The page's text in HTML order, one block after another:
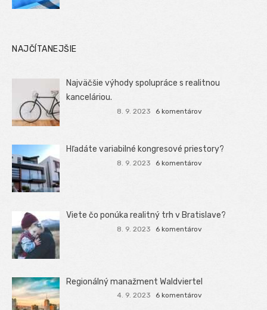
NAJČÍTANEJŠIE
Najväčšie výhody spolupráce s realitnou
kanceláriou.
8. 9. 2023 6 komentárov
Hľadáte variabilné kongresové priestory?
8. 9. 2023 6 komentárov
Viete čo ponúka realitný trh v Bratislave?
8. 9. 2023 6 komentárov
Regionálný manažment Waldviertel
4. 9. 2023 6 komentárov